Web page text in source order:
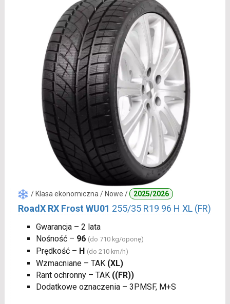
/ Klasa ekonomiczna / Nowe / 2025/2026
RoadX RX Frost WU01 255/35 R19 96 H XL (FR)
Gwarancja – 2 lata
Nośność – 96 (do 710 kg/oponę)
Prędkość – H (do 210 km/h)
Wzmacniane – TAK (XL)
Rant ochronny – TAK ((FR))
Dodatkowe oznaczenia – 3PMSF, M+S